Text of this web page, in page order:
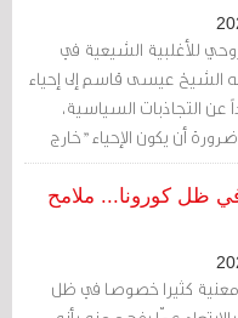
لقوله تعالى «وبشر
للأغلبية الشيعية في
الشيخ عيسى قاسم إلى إحياء
عن التجاذبات السياسية،
أن يكون الإحياء "خارج
الالتزام بالشروط الوقائية.
ظل كورونا... ملامح
كثيرا خصوصا في ظل